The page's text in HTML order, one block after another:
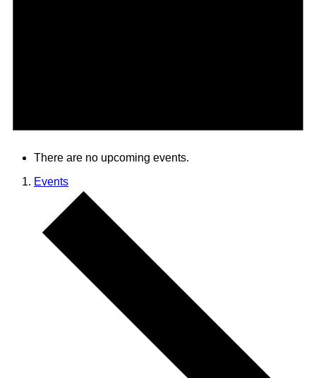
There are no upcoming events.
Events